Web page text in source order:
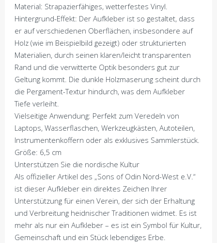
Material: Strapazierfähiges, wetterfestes Vinyl.
Hintergrund-Effekt: Der Aufkleber ist so gestaltet, dass
er auf verschiedenen Oberflächen, insbesondere auf
Holz (wie im Beispielbild gezeigt) oder strukturierten
Materialien, durch seinen klaren/leicht transparenten
Rand und die verwitterte Optik besonders gut zur
Geltung kommt. Die dunkle Holzmaserung scheint durch
die Pergament-Textur hindurch, was dem Aufkleber
Tiefe verleiht.
Vielseitige Anwendung: Perfekt zum Veredeln von
Laptops, Wasserflaschen, Werkzeugkästen, Autoteilen,
Instrumentenkoffern oder als exklusives Sammlerstück.
Größe: 6,5 cm
Unterstützen Sie die nordische Kultur
Als offizieller Artikel des „Sons of Odin Nord-West e.V.“
ist dieser Aufkleber ein direktes Zeichen Ihrer
Unterstützung für einen Verein, der sich der Erhaltung
und Verbreitung heidnischer Traditionen widmet. Es ist
mehr als nur ein Aufkleber – es ist ein Symbol für Kultur,
Gemeinschaft und ein Stück lebendiges Erbe.